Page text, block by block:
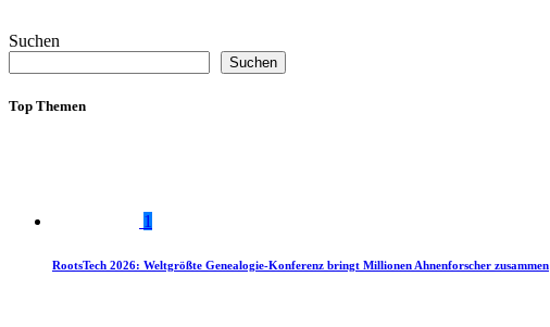
Suchen
Suchen
Top Themen
1
RootsTech 2026: Weltgrößte Genealogie-Konferenz bringt Millionen Ahnenforscher zusammen